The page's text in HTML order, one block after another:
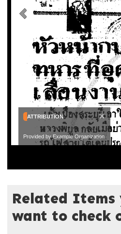
ATTRIBUTION ×
Provided by Example Organization
Related Items
want to check